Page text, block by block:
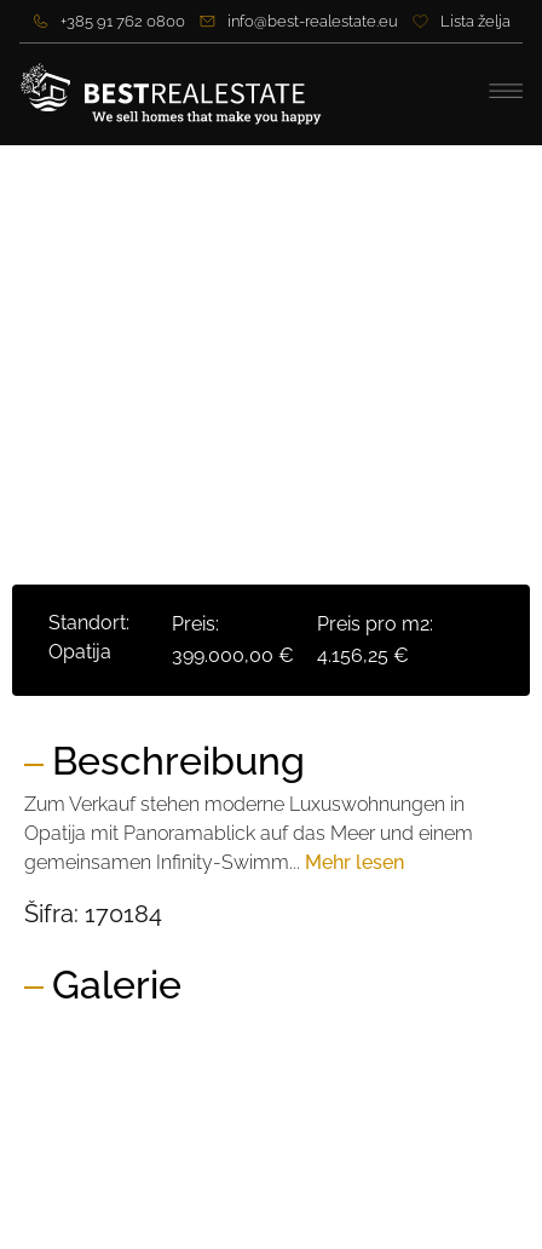
+385 91 762 0800 info@best-realestate.eu Lista želja
Standort:
Opatija
Preis:
399.000,00 €
Preis pro m2:
4.156,25 €
Beschreibung
Zum Verkauf stehen moderne Luxuswohnungen in
Opatija mit Panoramablick auf das Meer und einem
gemeinsamen Infinity-Swimm... Mehr lesen
Šifra: 170184
Galerie